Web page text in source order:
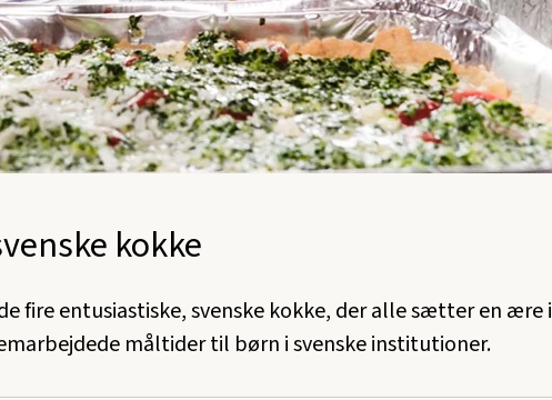
kokke
fire entusiastiske, svenske kokke, der alle sætter en ære i
måltider til børn i svenske institutioner.